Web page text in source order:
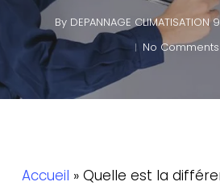
By DEPANNAGE CLIMATISATION
No Comments
Accueil » Quelle est la